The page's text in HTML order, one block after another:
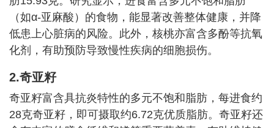
（如α-亚麻酸）的食物，能显著改善整体健康，并降
低患上心脏病的风险。此外，核桃亦富含多酚等抗氧
化剂，有助预防导致慢性疾病的细胞损伤。
2.奇亚籽
奇亚籽富含具抗炎特性的多元不饱和脂肪，每进食约
28克奇亚籽，即可摄取约6.72克优质脂肪。奇亚籽还